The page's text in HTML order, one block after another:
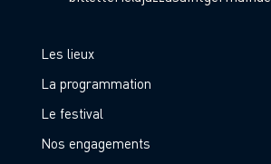
Les lieux
La programmation
Le festival
Nos engagements